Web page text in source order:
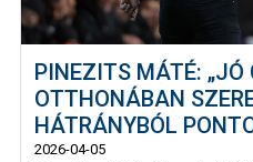
PINEZITS MÁTÉ: „JÓ
OTTHONÁBAN
HÁTRÁNYBÓL
2026-04-05